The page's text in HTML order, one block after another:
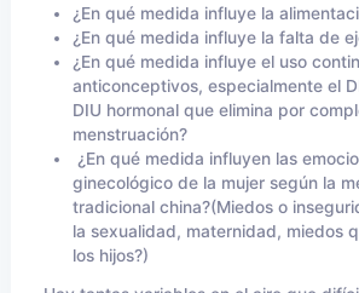
¿En qué medida influye la
¿En qué medida influye la falta de
¿En qué medida influye el uso
anticonceptivos, especialmente el
DIU hormonal que elimina por
menstruación?
¿En qué medida influyen las
ginecológico de la mujer según la
tradicional china?(Miedos o
la sexualidad, maternidad, miedos
los hijos?)